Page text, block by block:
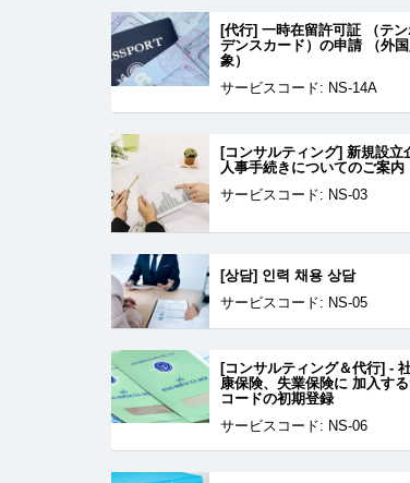
[代行] 一時在留許可証 （テ
デンスカード）の申請 （外
象）
サービスコード: NS-14A
[コンサルティング] 新規設立
人事手続きについてのご案内
サービスコード: NS-03
[상담] 인력 채용 상담
サービスコード: NS-05
[コンサルティング＆代行] -
康保険、失業保険に 加入す
コードの初期登録
サービスコード: NS-06